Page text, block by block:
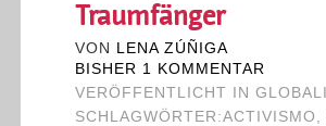
Traumfänger
VON
LENA ZÚÑIGA
BISHER 1 KOMMENTAR
VERÖFFENTLICHT IN
SCHLAGWÖRTER:ACTIVISMO ,